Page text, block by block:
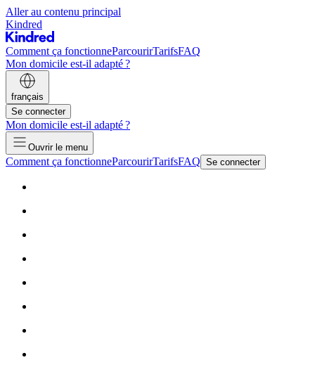
Aller au contenu principal
Kindred
Comment ça fonctionneParcourirTarifsFAQ
Mon domicile est-il adapté ?
français
Se connecter
Mon domicile est-il adapté ?
Ouvrir le menu
Comment ça fonctionneParcourirTarifsFAQ Se connecter